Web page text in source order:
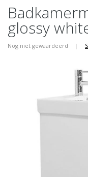
glossy
Nog niet gewaardeerd |